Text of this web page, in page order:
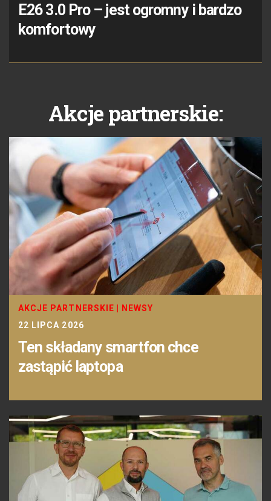
E26 3.0 Pro – jest ogromny i bardzo
komfortowy
Akcje partnerskie:
AKCJE PARTNERSKIE
NEWSY
22 LIPCA 2026
Ten składany smartfon chce
zastąpić laptopa